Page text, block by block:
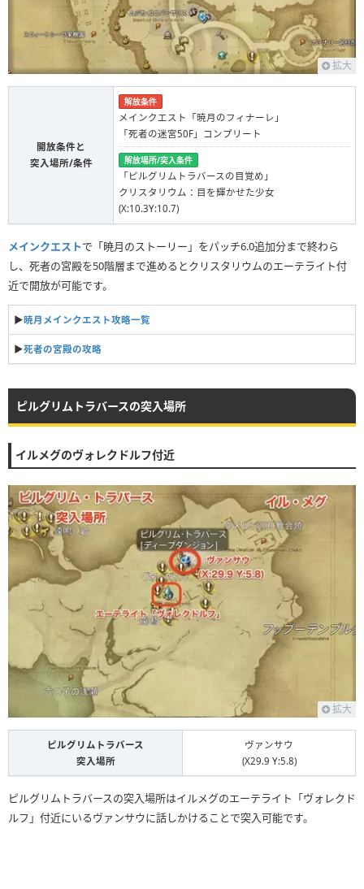
拡大
開放条件と
突入場所/条件
解放条件
メインクエスト「暁月のフィナーレ」
「死者の迷宮50F」コンプリート
解放場所/突入条件
「ピルグリムトラバースの目覚め」
クリスタリウム：目を輝かせた少女
(X:10.3Y:10.7)
メインクエストで「暁月のストーリー」をパッチ6.0追加分まで終わら
し、死者の宮殿を50階層まで進めるとクリスタリウムのエーテライト付
近で開放が可能です。
▶暁月メインクエスト攻略一覧
▶死者の宮殿の攻略
ピルグリムトラバースの突入場所
イルメグのヴォレクドルフ付近
拡大
ピルグリムトラバース
突入場所
ヴァンサウ
(X29.9 Y:5.8)
ピルグリムトラバースの突入場所はイルメグのエーテライト「ヴォレクド
ルフ」付近にいるヴァンサウに話しかけることで突入可能です。